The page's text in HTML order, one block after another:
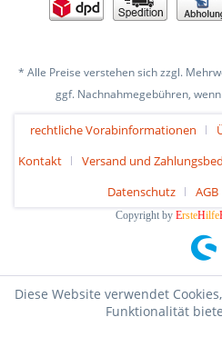
* Alle Preise verstehen sich zzgl.
ggf. Nachnahmegebühren,
rechtliche Vorabinformationen
Kontakt
Versand und
Datenschutz
AGB
Copyright by ErsteHilfe
Diese Website verwendet
Funktionalität